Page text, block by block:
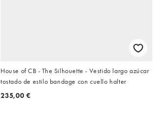
House of CB - The Silhouette - Vestido largo azúcar
tostado de estilo bandage con cuello halter
235,00 €